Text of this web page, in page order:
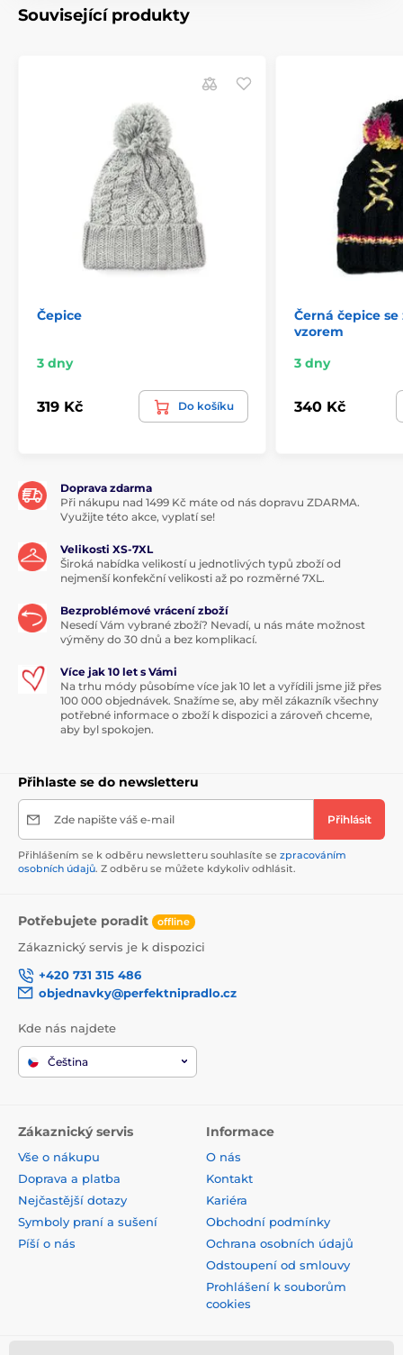
Související produkty
Čepice
3 dny
319 Kč Do košíku
Černá čepice
vzorem
3 dny
340 Kč
Doprava zdarma
Při nákupu nad 1499 Kč máte od nás dopravu ZDARMA.
Využijte této akce, vyplatí se!
Velikosti XS-7XL
Široká nabídka velikostí u jednotlivých typů zboží od
nejmenší konfekční velikosti až po rozměrné 7XL.
Bezproblémové vrácení zboží
Nesedí Vám vybrané zboží? Nevadí, u nás máte možnost
výměny do 30 dnů a bez komplikací.
Více jak 10 let s Vámi
Na trhu módy působíme více jak 10 let a vyřídili jsme již přes
100 000 objednávek. Snažíme se, aby měl zákazník všechny
potřebné informace o zboží k dispozici a zároveň chceme,
aby byl spokojen.
Přihlaste se do newsletteru
Zde napište váš e-mail Přihlásit
Přihlášením se k odběru newsletteru souhlasíte se zpracováním
osobních údajů. Z odběru se můžete kdykoliv odhlásit.
Potřebujete poradit offline
Zákaznický servis je k dispozici
+420 731 315 486
objednavky@perfektnipradlo.cz
Kde nás najdete
Čeština
Zákaznický servis
Vše o nákupu
Doprava a platba
Nejčastější dotazy
Symboly praní a sušení
Píší o nás
Informace
O nás
Kontakt
Kariéra
Obchodní podmínky
Ochrana osobních údajů
Odstoupení od smlouvy
Prohlášení k souborům
cookies